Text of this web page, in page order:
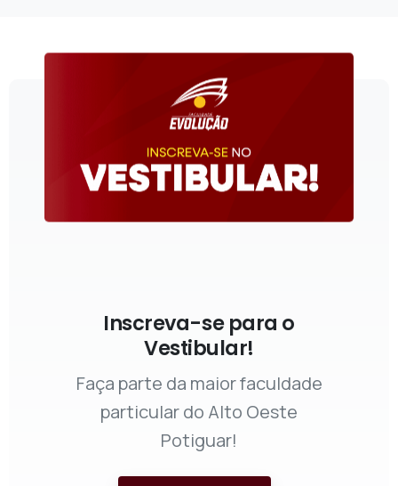
Inscreva-se para o
Vestibular!
Faça parte da maior faculdade
particular do Alto Oeste
Potiguar!